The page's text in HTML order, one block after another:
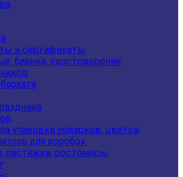
и сертификаты
бланки, удостоверения
упаковки подарков, цветов
для коробок
растяжки, ростомеры